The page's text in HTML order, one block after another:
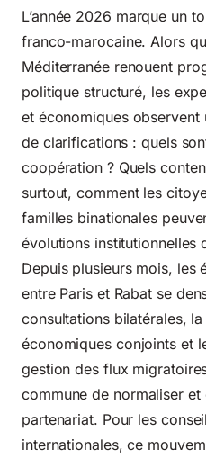
L’année 2026 marque un
franco-marocaine. Alors
Méditerranée renouent
politique structuré, les
et économiques observent
de clarifications : quels
coopération ? Quels
surtout, comment les
familles binationales
évolutions institutionnelles
Depuis plusieurs mois, les
entre Paris et Rabat se
consultations bilatérales,
économiques conjoints et
gestion des flux
commune de normaliser et
partenariat. Pour les
internationales, ce